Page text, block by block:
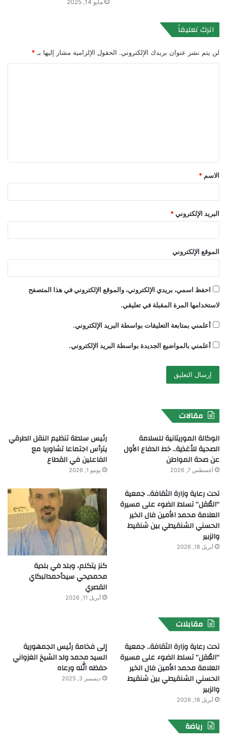
مايو 14, 2025
اترك تعليقاً
لن يتم نشر عنوان بريدك الإلكتروني. الحقول الإلزامية مشار إليها بـ *
ق
*
الاسم *
البريد الإلكتروني *
الموقع الإلكتروني
احفظ اسمي، بريدي الإلكتروني، والموقع الإلكتروني في هذا المتصفح
لاستخدامها المرة المقبلة في تعليقي.
أعلمني بمتابعة التعليقات بواسطة البريد الإلكتروني.
أعلمني بالمواضيع الجديدة بواسطة البريد الإلكتروني.
مقالات
الوكالة الموريتانية للسلامة
الصحية للأغذية.. خط الدفاع الأول
عن صحة المواطن
أغسطس 7, 2026
رئيس سلطة تنظيم النقل الطرقي
يترأس اجتماعا تشاوريا مع
الفاعلين في القطاع
يونيو 1, 2026
تحت رعاية وزارة الثقافة.. جمعية
“العُقل” تسلط الضوء على مسيرة
العلامة محمد الأمين فال الخير
الحسني الشنقيطي بين شنقيط
والزبير
أبريل 18, 2026
كنز يتكلم، وبلد في بلدية
محمديحي سيدأحمدالبكاي
القصري
أبريل 11, 2026
مقابلات
تحت رعاية وزارة الثقافة.. جمعية
“العُقل” تسلط الضوء على مسيرة
العلامة محمد الأمين فال الخير
الحسني الشنقيطي بين شنقيط
والزبير
أبريل 18, 2026
إلى فخامة رئيس الجمهورية
السيد محمد ولد الشيخ الغزواني
حفظه الله ورعاه
ديسمبر 3, 2025
رياضة